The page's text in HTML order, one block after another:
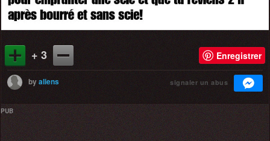
+ 3 Enregistrer
byaliens signaler un abus
PUB